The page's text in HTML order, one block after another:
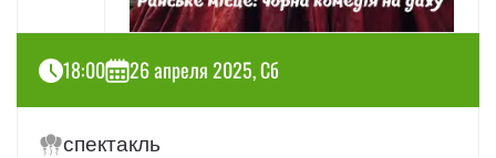
18:00 26 апреля 2025, Сб
спектакль